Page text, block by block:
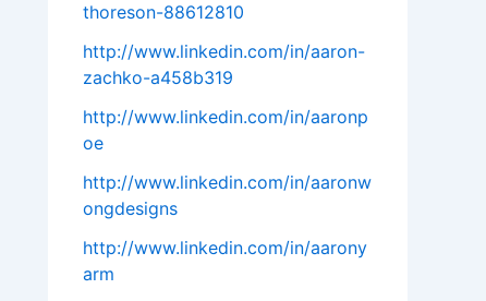
thoreson-88612810
http://www.linkedin.com/in/aaron-
zachko-a458b319
http://www.linkedin.com/in/aaronp
oe
http://www.linkedin.com/in/aaronw
ongdesigns
http://www.linkedin.com/in/aarony
arm